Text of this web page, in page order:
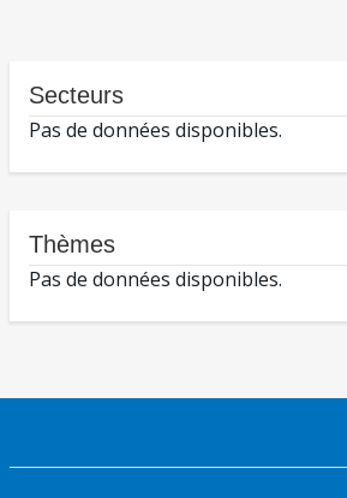
Secteurs
Pas de données disponibles.
Thèmes
Pas de données disponibles.